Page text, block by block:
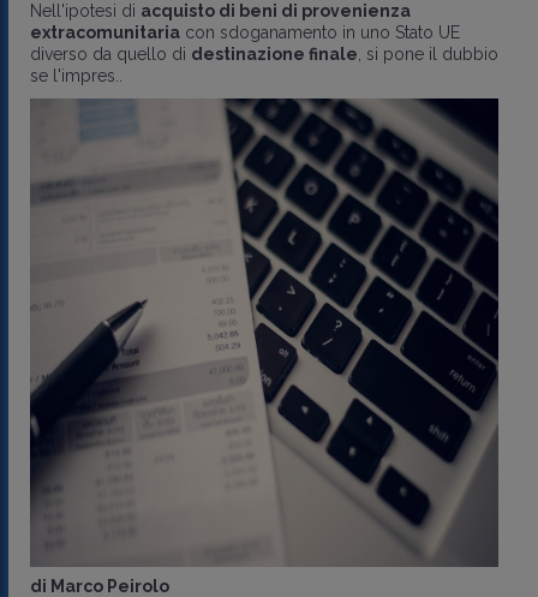
Nell'ipotesi di acquisto di beni di provenienza
extracomunitaria con sdoganamento in uno Stato UE
diverso da quello di destinazione finale , si pone il dubbio
se l'impres..
di Marco Peirolo